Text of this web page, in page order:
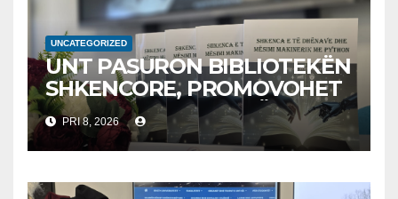
UNCATEGORIZED
UNT PASURON BIBLIOTEKËN
SHKENCORE, PROMOVOHET
LIBRI SHKENCAT E TË
DHËNAVE, NGA PROF. DR.
BEKIM FETAJI
PRI 8, 2026